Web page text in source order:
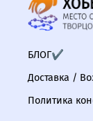
БЛОГ✔
Доставка /
Политика